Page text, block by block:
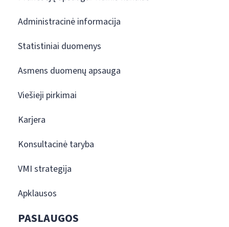
Administracinė informacija
Statistiniai duomenys
Asmens duomenų apsauga
Viešieji pirkimai
Karjera
Konsultacinė taryba
VMI strategija
Apklausos
PASLAUGOS